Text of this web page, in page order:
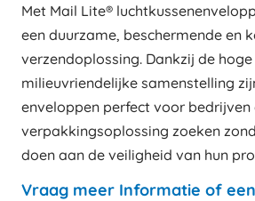
Met Mail Lite®
een duurzame, beschermende en
verzendoplossing. Dankzij de
milieuvriendelijke samenstelling
enveloppen perfect voor bedrijven
verpakkingsoplossing zoeken
doen aan de veiligheid van hun
Vraag meer Informatie of